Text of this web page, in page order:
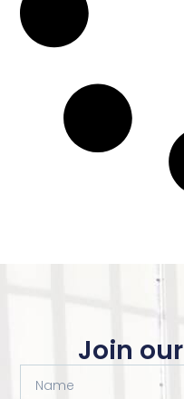
Join